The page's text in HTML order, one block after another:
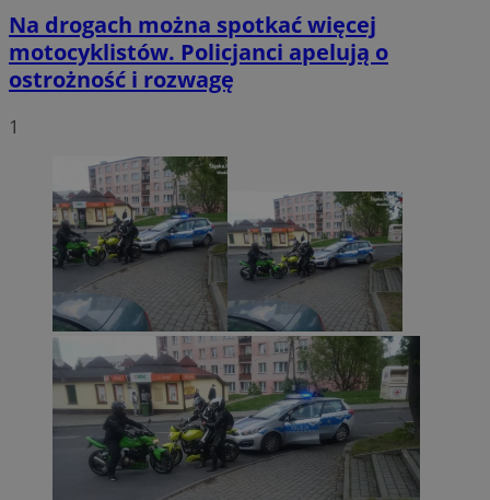
Na drogach można spotkać więcej
motocyklistów. Policjanci apelują o
ostrożność i rozwagę
1